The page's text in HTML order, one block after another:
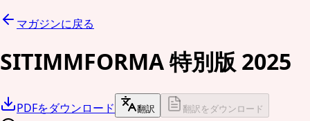
マガジンに戻る
SITIMMFORMA 特別版 2025
PDFをダウンロード 翻訳 翻訳をダウンロード